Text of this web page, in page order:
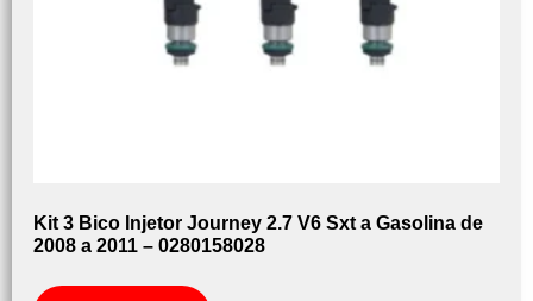
Kit 3 Bico Injetor Journey 2.7 V6 Sxt a Gasolina de
2008 a 2011 – 0280158028